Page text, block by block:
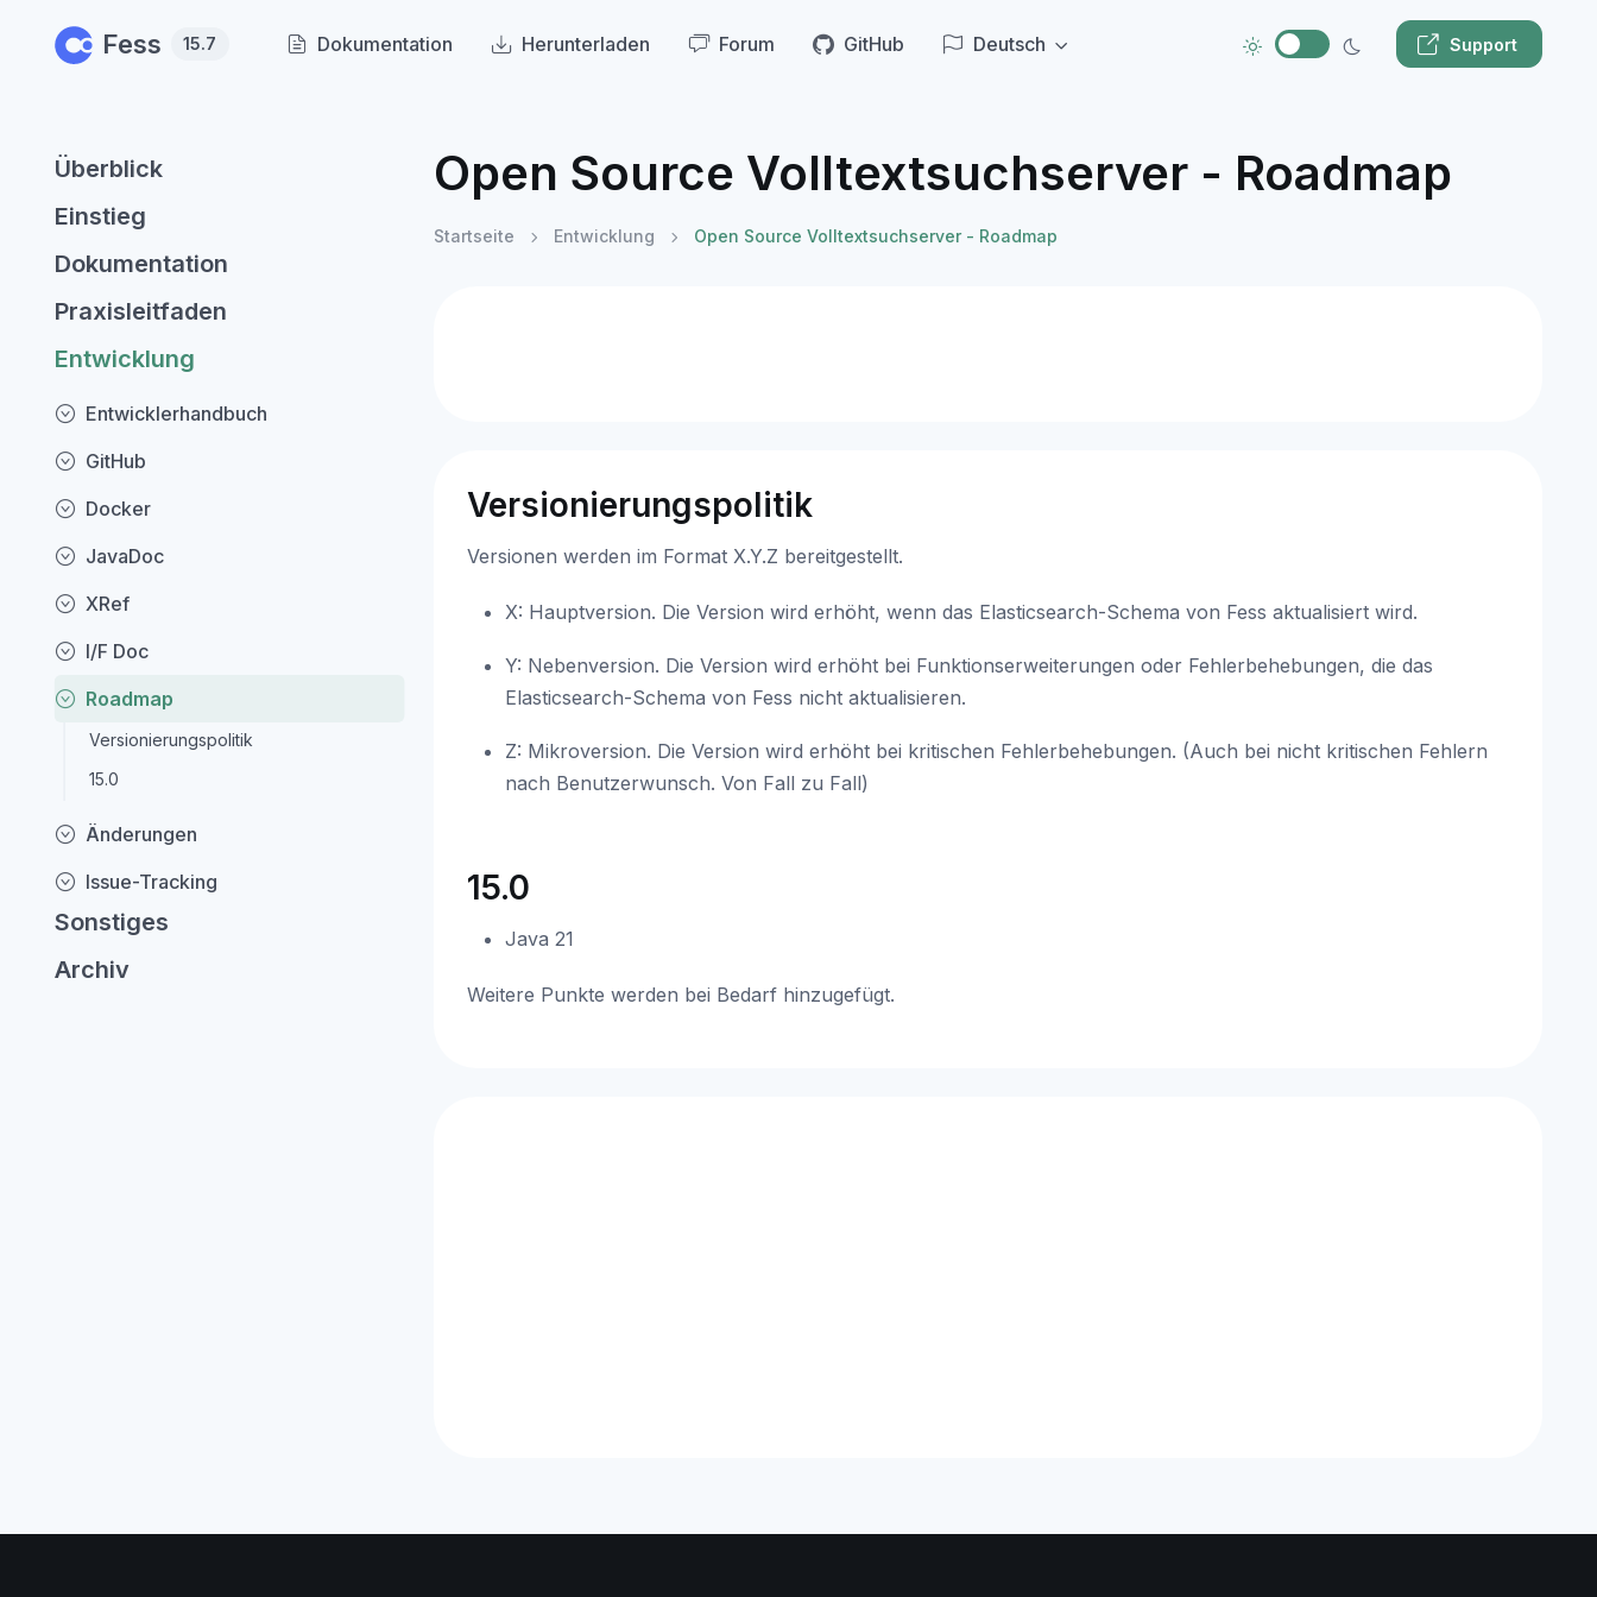
Fess 15.7 Dokumentation Herunterladen Forum GitHub Deutsch Support
Überblick
Einstieg
Dokumentation
Praxisleitfaden
Entwicklung
Entwicklerhandbuch
GitHub
Docker
JavaDoc
XRef
I/F Doc
Roadmap
Versionierungspolitik
15.0
Änderungen
Issue-Tracking
Sonstiges
Archiv
Open Source Volltextsuchserver - Roadmap
Startseite Entwicklung Open Source Volltextsuchserver - Roadmap
Versionierungspolitik
Versionen werden im Format X.Y.Z bereitgestellt.
X: Hauptversion. Die Version wird erhöht, wenn das Elasticsearch-Schema von Fess aktualisiert wird.
Y: Nebenversion. Die Version wird erhöht bei Funktionserweiterungen oder Fehlerbehebungen, die das
Elasticsearch-Schema von Fess nicht aktualisieren.
Z: Mikroversion. Die Version wird erhöht bei kritischen Fehlerbehebungen. (Auch bei nicht kritischen Fehlern
nach Benutzerwunsch. Von Fall zu Fall)
15.0
Java 21
Weitere Punkte werden bei Bedarf hinzugefügt.